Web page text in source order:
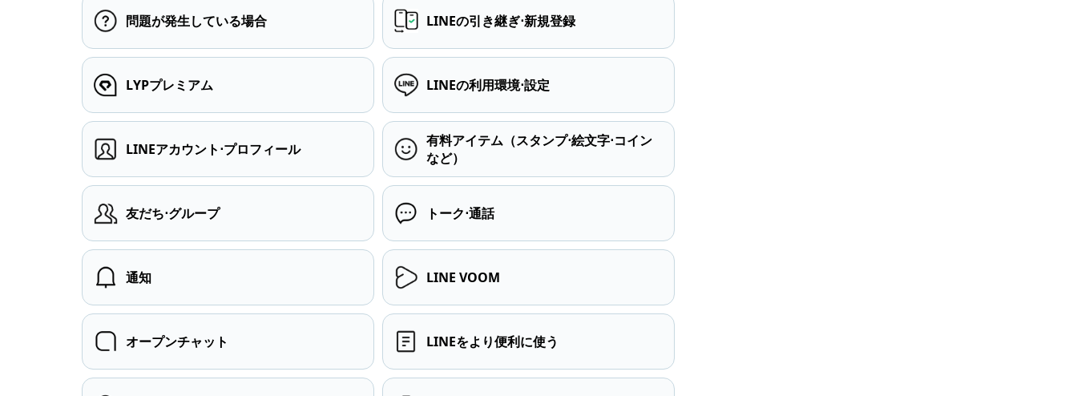
問題が発生している場合 LINEの引き継ぎ⋅新規登録
LYPプレミアム LINEの利用環境⋅設定
LINEアカウント⋅プロフィール
有料アイテム（スタンプ⋅絵文字⋅コイン
など）
友だち⋅グループ トーク⋅通話
通知 LINE VOOM
オープンチャット LINEをより便利に使う